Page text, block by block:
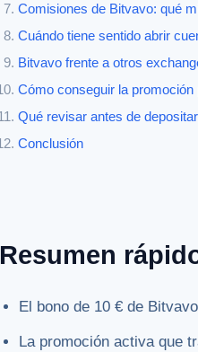
Comisiones de Bitvavo: qué
Cuándo tiene sentido abrir
Bitvavo frente a otros
Cómo conseguir la promoción
Qué revisar antes de
Conclusión
Resumen
El bono de 10 € de
La promoción activa que